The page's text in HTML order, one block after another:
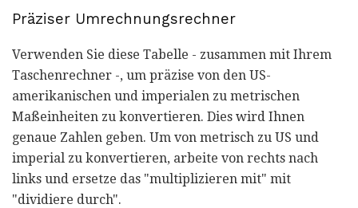
Präziser Umrechnungsrechner
Verwenden Sie diese Tabelle - zusammen mit Ihrem
Taschenrechner -, um präzise von den US-
amerikanischen und imperialen zu metrischen
Maßeinheiten zu konvertieren. Dies wird Ihnen
genaue Zahlen geben. Um von metrisch zu US und
imperial zu konvertieren, arbeite von rechts nach
links und ersetze das "multiplizieren mit" mit
"dividiere durch".